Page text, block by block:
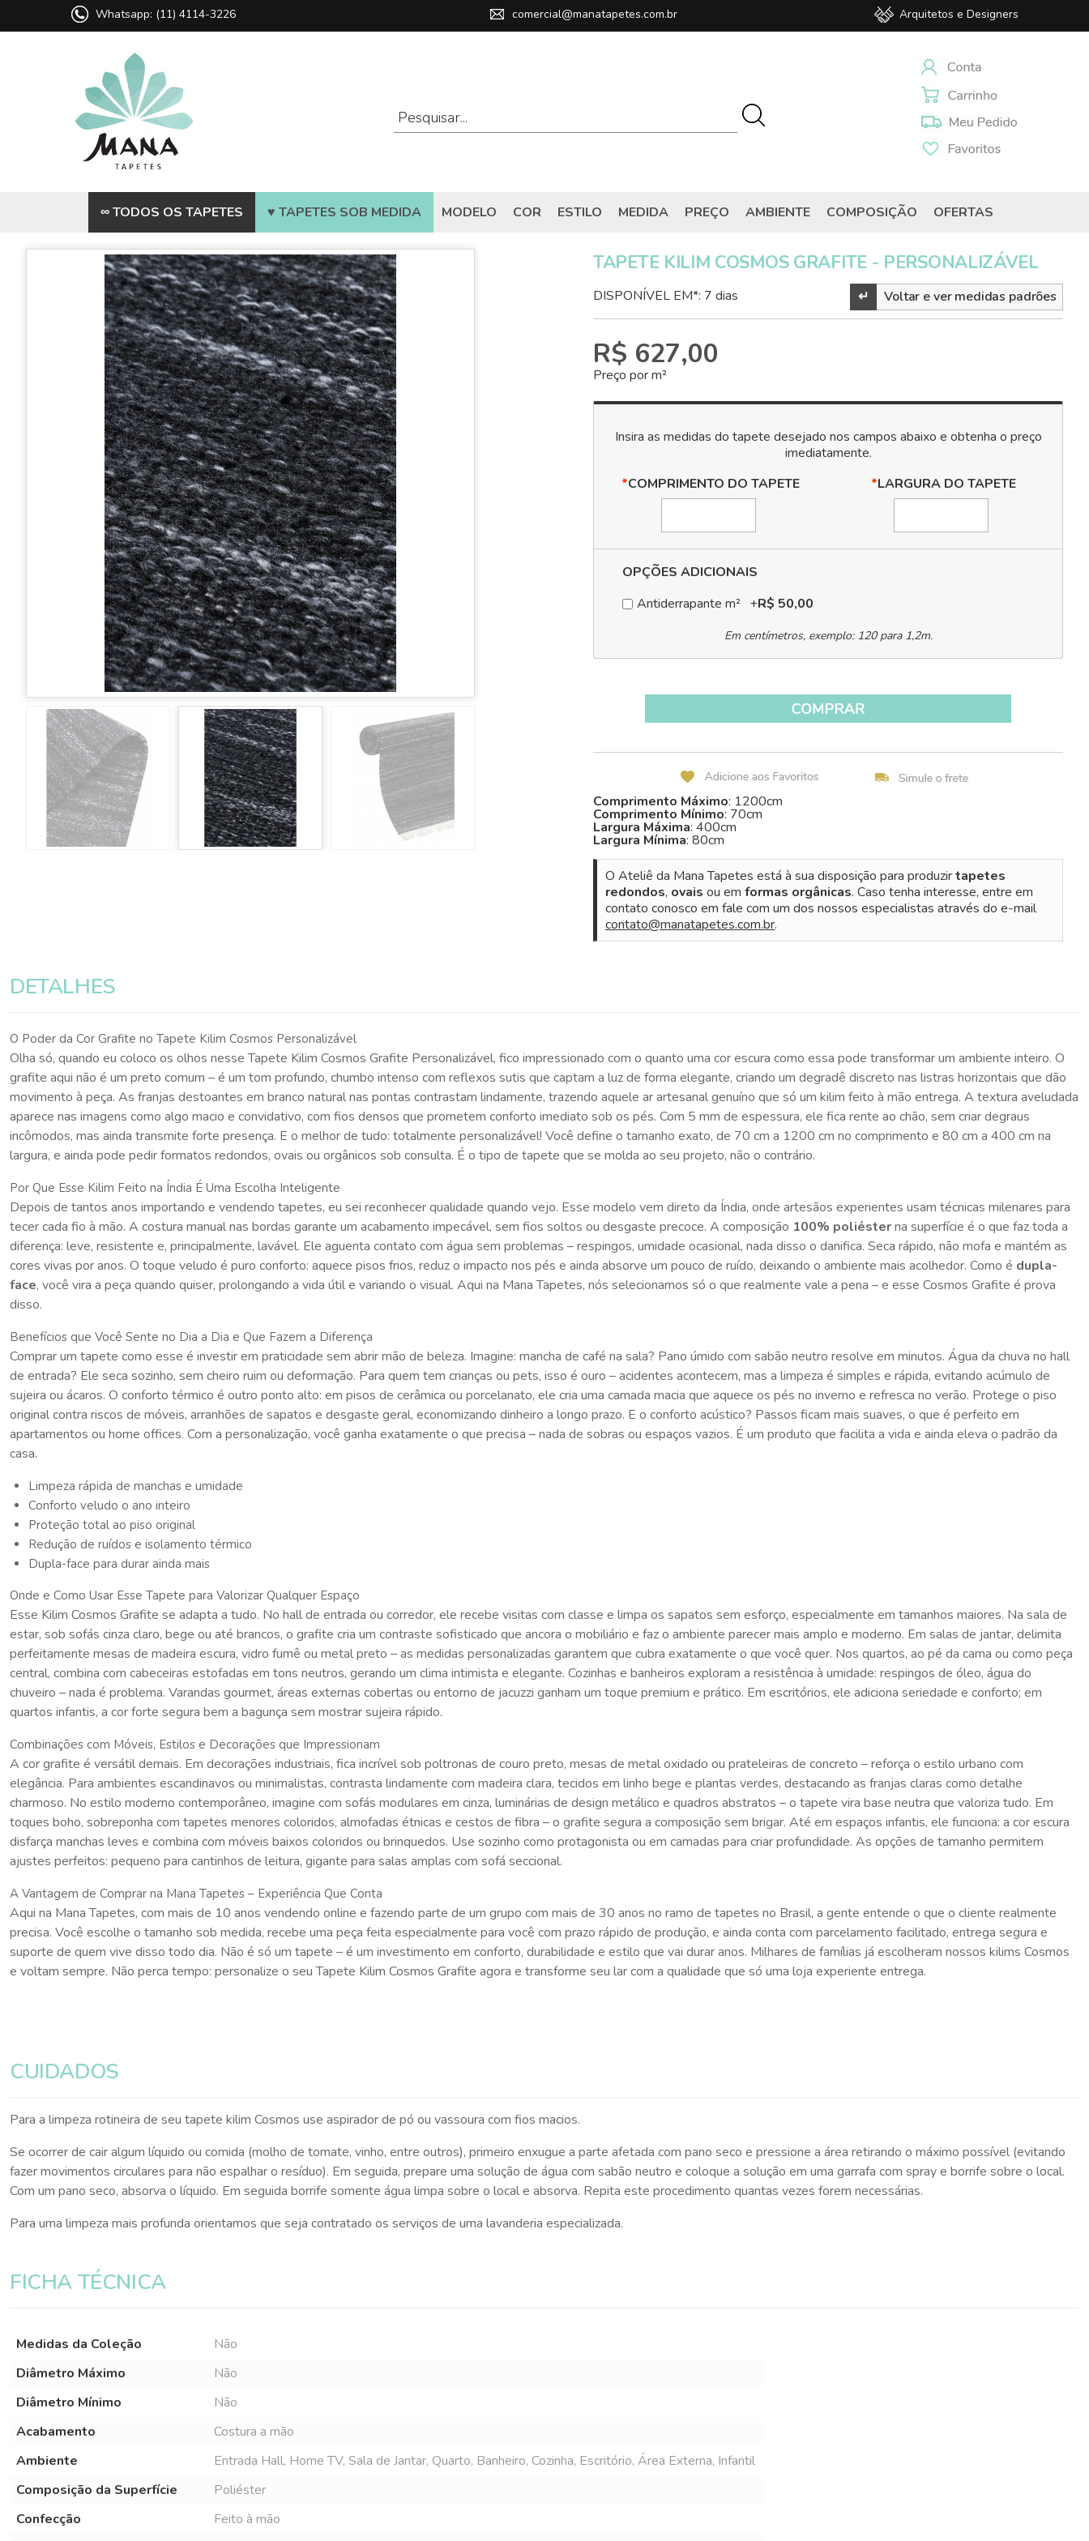
Whatsapp: (11) 4114-3226 comercial@manatapetes.com.br Arquitetos e Designers
∞ TODOS OS TAPETES ♥ TAPETES SOB MEDIDA MODELO COR ESTILO MEDIDA PREÇO AMBIENTE COMPOSIÇÃO OFERTAS
TAPETE KILIM COSMOS GRAFITE - PERSONALIZÁVEL
DISPONÍVEL EM*: 7 dias ↵ Voltar e ver medidas padrões
R$ 627,00
Preço por m²
*COMPRIMENTO DO TAPETE *LARGURA DO TAPETE
OPÇÕES ADICIONAIS
Antiderrapante m² +R$ 50,00
Comprimento Máximo: 1200cm
Comprimento Mínimo: 70cm
Largura Máxima: 400cm
Largura Mínima: 80cm
O Ateliê da Mana Tapetes está à sua disposição para produzirtapetes
redondos, ovais ou em formas orgânicas. Caso tenha interesse, entre em
contato conosco em fale com um dos nossos especialistas através do e-mail
contato@manatapetes.com.br.
DETALHES
O Poder da Cor Grafite no Tapete Kilim Cosmos Personalizável
Olha só, quando eu coloco os olhos nesse Tapete Kilim Cosmos Grafite Personalizável, fico impressionado com o quanto uma cor escura como essa pode transformar um ambiente inteiro. O
grafite aqui não é um preto comum – é um tom profundo, chumbo intenso com reflexos sutis que captam a luz de forma elegante, criando um degradê discreto nas listras horizontais que dão
movimento à peça. As franjas destoantes em branco natural nas pontas contrastam lindamente, trazendo aquele ar artesanal genuíno que só um kilim feito à mão entrega. A textura aveludada
aparece nas imagens como algo macio e convidativo, com fios densos que prometem conforto imediato sob os pés. Com 5 mm de espessura, ele fica rente ao chão, sem criar degraus
incômodos, mas ainda transmite forte presença. E o melhor de tudo: totalmente personalizável! Você define o tamanho exato, de 70 cm a 1200 cm no comprimento e 80 cm a 400 cm na
largura, e ainda pode pedir formatos redondos, ovais ou orgânicos sob consulta. É o tipo de tapete que se molda ao seu projeto, não o contrário.
Por Que Esse Kilim Feito na Índia É Uma Escolha Inteligente
Depois de tantos anos importando e vendendo tapetes, eu sei reconhecer qualidade quando vejo. Esse modelo vem direto da Índia, onde artesãos experientes usam técnicas milenares para
tecer cada fio à mão. A costura manual nas bordas garante um acabamento impecável, sem fios soltos ou desgaste precoce. A composição 100% poliésterna superfície é o que faz toda a
diferença: leve, resistente e, principalmente, lavável. Ele aguenta contato com água sem problemas – respingos, umidade ocasional, nada disso o danifica. Seca rápido, não mofa e mantém as
cores vivas por anos. O toque veludo é puro conforto: aquece pisos frios, reduz o impacto nos pés e ainda absorve um pouco de ruído, deixando o ambiente mais acolhedor. Como é dupla-
face, você vira a peça quando quiser, prolongando a vida útil e variando o visual. Aqui na Mana Tapetes, nós selecionamos só o que realmente vale a pena – e esse Cosmos Grafite é prova
disso.
Benefícios que Você Sente no Dia a Dia e Que Fazem a Diferença
Comprar um tapete como esse é investir em praticidade sem abrir mão de beleza. Imagine: mancha de café na sala? Pano úmido com sabão neutro resolve em minutos. Água da chuva no hall
de entrada? Ele seca sozinho, sem cheiro ruim ou deformação. Para quem tem crianças ou pets, isso é ouro – acidentes acontecem, mas a limpeza é simples e rápida, evitando acúmulo de
sujeira ou ácaros. O conforto térmico é outro ponto alto: em pisos de cerâmica ou porcelanato, ele cria uma camada macia que aquece os pés no inverno e refresca no verão. Protege o piso
original contra riscos de móveis, arranhões de sapatos e desgaste geral, economizando dinheiro a longo prazo. E o conforto acústico? Passos ficam mais suaves, o que é perfeito em
apartamentos ou home offices. Com a personalização, você ganha exatamente o que precisa – nada de sobras ou espaços vazios. É um produto que facilita a vida e ainda eleva o padrão da
casa.
Limpeza rápida de manchas e umidade
Conforto veludo o ano inteiro
Proteção total ao piso original
Redução de ruídos e isolamento térmico
Dupla-face para durar ainda mais
Onde e Como Usar Esse Tapete para Valorizar Qualquer Espaço
Esse Kilim Cosmos Grafite se adapta a tudo. No hall de entrada ou corredor, ele recebe visitas com classe e limpa os sapatos sem esforço, especialmente em tamanhos maiores. Na sala de
estar, sob sofás cinza claro, bege ou até brancos, o grafite cria um contraste sofisticado que ancora o mobiliário e faz o ambiente parecer mais amplo e moderno. Em salas de jantar, delimita
perfeitamente mesas de madeira escura, vidro fumê ou metal preto – as medidas personalizadas garantem que cubra exatamente o que você quer. Nos quartos, ao pé da cama ou como peça
central, combina com cabeceiras estofadas em tons neutros, gerando um clima intimista e elegante. Cozinhas e banheiros exploram a resistência à umidade: respingos de óleo, água do
chuveiro – nada é problema. Varandas gourmet, áreas externas cobertas ou entorno de jacuzzi ganham um toque premium e prático. Em escritórios, ele adiciona seriedade e conforto; em
quartos infantis, a cor forte segura bem a bagunça sem mostrar sujeira rápido.
Combinações com Móveis, Estilos e Decorações que Impressionam
A cor grafite é versátil demais. Em decorações industriais, fica incrível sob poltronas de couro preto, mesas de metal oxidado ou prateleiras de concreto – reforça o estilo urbano com
elegância. Para ambientes escandinavos ou minimalistas, contrasta lindamente com madeira clara, tecidos em linho bege e plantas verdes, destacando as franjas claras como detalhe
charmoso. No estilo moderno contemporâneo, imagine com sofás modulares em cinza, luminárias de design metálico e quadros abstratos – o tapete vira base neutra que valoriza tudo. Em
toques boho, sobreponha com tapetes menores coloridos, almofadas étnicas e cestos de fibra – o grafite segura a composição sem brigar. Até em espaços infantis, ele funciona: a cor escura
disfarça manchas leves e combina com móveis baixos coloridos ou brinquedos. Use sozinho como protagonista ou em camadas para criar profundidade. As opções de tamanho permitem
ajustes perfeitos: pequeno para cantinhos de leitura, gigante para salas amplas com sofá seccional.
A Vantagem de Comprar na Mana Tapetes – Experiência Que Conta
Aqui na Mana Tapetes, com mais de 10 anos vendendo online e fazendo parte de um grupo com mais de 30 anos no ramo de tapetes no Brasil, a gente entende o que o cliente realmente
precisa. Você escolhe o tamanho sob medida, recebe uma peça feita especialmente para você com prazo rápido de produção, e ainda conta com parcelamento facilitado, entrega segura e
suporte de quem vive disso todo dia. Não é só um tapete – é um investimento em conforto, durabilidade e estilo que vai durar anos. Milhares de famílias já escolheram nossos kilims Cosmos
e voltam sempre. Não perca tempo: personalize o seu Tapete Kilim Cosmos Grafite agora e transforme seu lar com a qualidade que só uma loja experiente entrega.
CUIDADOS
Para a limpeza rotineira de seu tapete kilim Cosmos use aspirador de pó ou vassoura com fios macios.
Se ocorrer de cair algum líquido ou comida (molho de tomate, vinho, entre outros), primeiro enxugue a parte afetada com pano seco e pressione a área retirando o máximo possível (evitando
fazer movimentos circulares para não espalhar o resíduo). Em seguida, prepare uma solução de água com sabão neutro e coloque a solução em uma garrafa com spray e borrife sobre o local.
Com um pano seco, absorva o líquido. Em seguida borrife somente água limpa sobre o local e absorva. Repita este procedimento quantas vezes forem necessárias.
Para uma limpeza mais profunda orientamos que seja contratado os serviços de uma lavanderia especializada.
FICHA TÉCNICA
Medidas da Coleção
Não
Diâmetro Máximo
Não
Diâmetro Mínimo
Não
Acabamento
Costura a mão
Ambiente
Entrada Hall, Home TV, Sala de Jantar, Quarto, Banheiro, Cozinha, Escritório, Área Externa, Infantil
Composição da Superfície
Poliéster
Confecção
Feito à mão